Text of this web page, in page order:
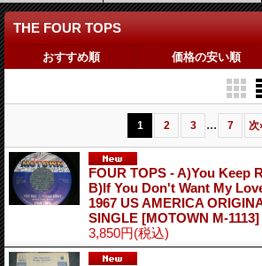
THE FOUR TOPS
おすすめ順 価格の安い順
1 2 3 ... 7 次
FOUR TOPS - A)You Keep
B)If You Don't Want My
1967 US AMERICA
SINGLE [MOTOWN M-1113]
3,850円(税込)